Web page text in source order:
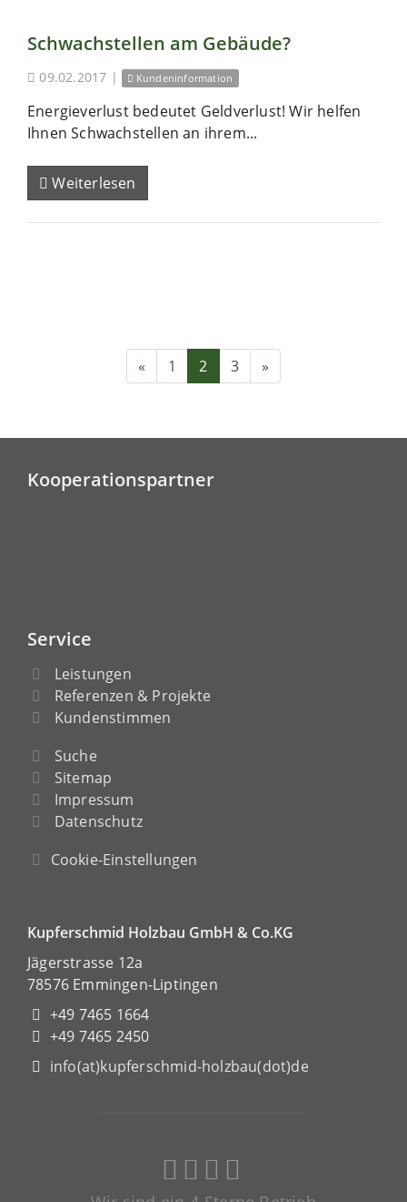
Schwachstellen am Gebäude?
09.02.2017 | Kundeninformation
Energieverlust bedeutet Geldverlust! Wir helfen
Ihnen Schwachstellen an ihrem...
Weiterlesen
« 1 2 3 »
Kooperationspartner
Service
Leistungen
Referenzen & Projekte
Kundenstimmen
Suche
Sitemap
Impressum
Datenschutz
Cookie-Einstellungen
Kupferschmid Holzbau GmbH & Co.KG
Jägerstrasse 12a
78576 Emmingen-Liptingen
+49 7465 1664
+49 7465 2450
info(at)kupferschmid-holzbau(dot)de